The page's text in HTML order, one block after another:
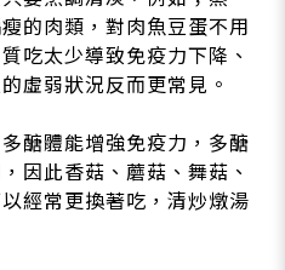
的肉類，對肉魚豆蛋不用
吃太少導致免疫力下降、
虛弱狀況反而更常見。
醣體能增強免疫力，多醣
因此香菇、蘑菇、舞菇、
經常更換著吃，清炒燉湯